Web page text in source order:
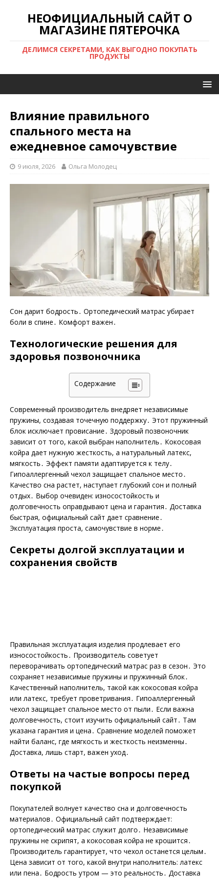
НЕОФИЦИАЛЬНЫЙ САЙТ О
МАГАЗИНЕ ПЯТЕРОЧКА
ДЕЛИМСЯ СЕКРЕТАМИ, КАК ВЫГОДНО ПОКУПАТЬ
ПРОДУКТЫ
Влияние правильного
спального места на
ежедневное самочувствие
9 июля, 2026 Ольга Молодец
Сон дарит бодрость․ Ортопедический матрас убирает
боли в спине․ Комфорт важен․
Технологические решения для
здоровья позвоночника
Содержание
Современный производитель внедряет независимые
пружины, создавая точечную поддержку․ Этот пружинный
блок исключает провисание․ Здоровый позвоночник
зависит от того, какой выбран наполнитель․ Кокосовая
койра дает нужную жесткость, а натуральный латекс,
мягкость․ Эффект памяти адаптируется к телу․
Гипоаллергенный чехол защищает спальное место․
Качество сна растет, наступает глубокий сон и полный
отдых․ Выбор очевиден: износостойкость и
долговечность оправдывают цена и гарантия․ Доставка
быстрая, официальный сайт дает сравнение․
Эксплуатация проста, самочувствие в норме․
Секреты долгой эксплуатации и
сохранения свойств
Правильная эксплуатация изделия продлевает его
износостойкость․ Производитель советует
переворачивать ортопедический матрас раз в сезон․ Это
сохраняет независимые пружины и пружинный блок․
Качественный наполнитель, такой как кокосовая койра
или латекс, требует проветривания․ Гипоаллергенный
чехол защищает спальное место от пыли․ Если важна
долговечность, стоит изучить официальный сайт․ Там
указана гарантия и цена․ Сравнение моделей поможет
найти баланс, где мягкость и жесткость неизменны․
Доставка, лишь старт, важен уход․
Ответы на частые вопросы перед
покупкой
Покупателей волнует качество сна и долговечность
материалов․ Официальный сайт подтверждает:
ортопедический матрас служит долго․ Независимые
пружины не скрипят, а кокосовая койра не крошится․
Производитель гарантирует, что чехол останется целым․
Цена зависит от того, какой внутри наполнитель: латекс
или пена․ Бодрость утром — это реальность․ Доставка